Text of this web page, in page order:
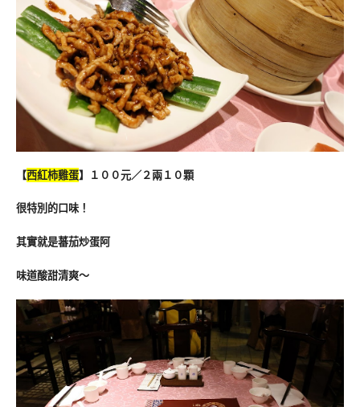
【西紅柿雞蛋】１００元／２兩１０顆
很特別的口味！
其實就是蕃茄炒蛋阿
味道酸甜清爽～